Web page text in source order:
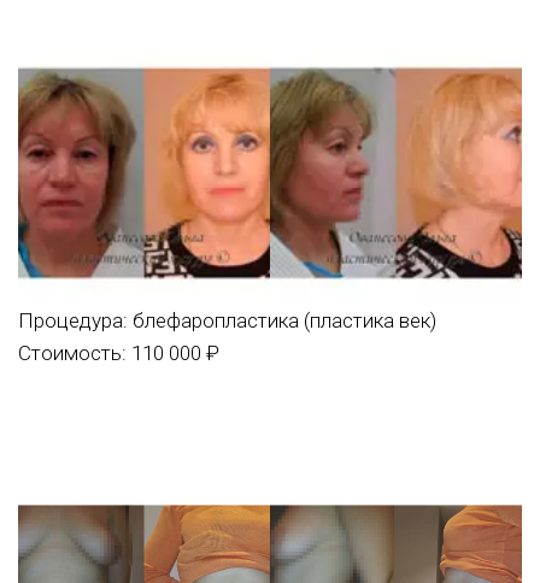
Процедура: блефаропластика (пластика век)
Стоимость: 110 000 ₽